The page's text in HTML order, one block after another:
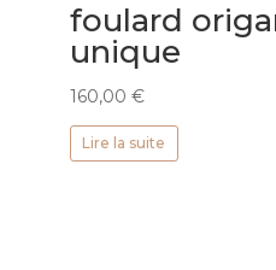
foulard
unique
160,00 €
Lire la suite